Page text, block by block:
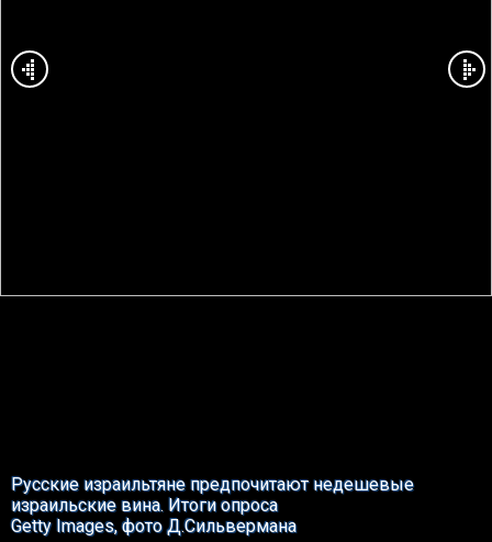
Русские израильтяне предпочитают недешевые
израильские вина. Итоги опроса
Getty Images, фото Д.Сильвермана